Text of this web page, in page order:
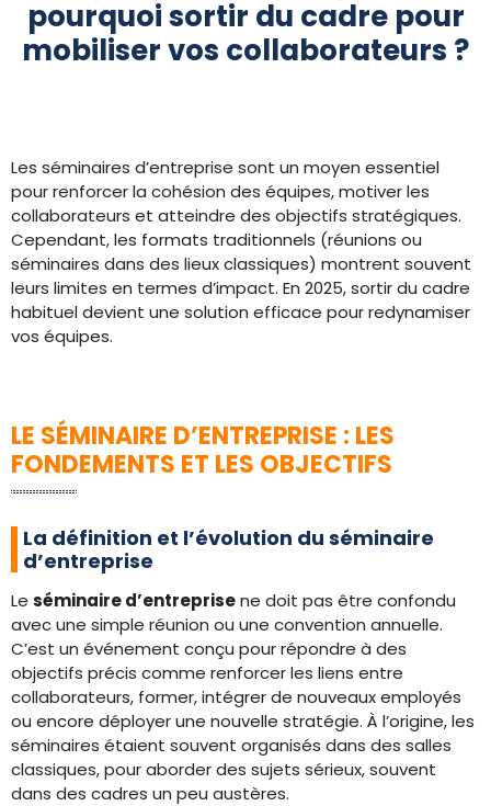
pourquoi sortir du cadre pour
mobiliser vos collaborateurs ?
Les séminaires d’entreprise sont un moyen essentiel
pour renforcer la cohésion des équipes, motiver les
collaborateurs et atteindre des objectifs stratégiques.
Cependant, les formats traditionnels (réunions ou
séminaires dans des lieux classiques) montrent souvent
leurs limites en termes d’impact. En 2025, sortir du cadre
habituel devient une solution efficace pour redynamiser
vos équipes.
LE SÉMINAIRE D’ENTREPRISE : LES
FONDEMENTS ET LES OBJECTIFS
La définition et l’évolution du séminaire
d’entreprise
Le séminaire d’entreprisene doit pas être confondu
avec une simple réunion ou une convention annuelle.
C’est un événement conçu pour répondre à des
objectifs précis comme renforcer les liens entre
collaborateurs, former, intégrer de nouveaux employés
ou encore déployer une nouvelle stratégie. À l’origine, les
séminaires étaient souvent organisés dans des salles
classiques, pour aborder des sujets sérieux, souvent
dans des cadres un peu austères.